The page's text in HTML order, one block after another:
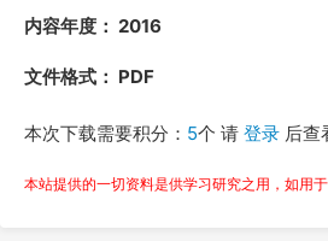
内容年度： 2016
文件格式： PDF
本次下载需要积分： 5个 请 登录 后查
本站提供的一切资料是供学习研究之用，如用